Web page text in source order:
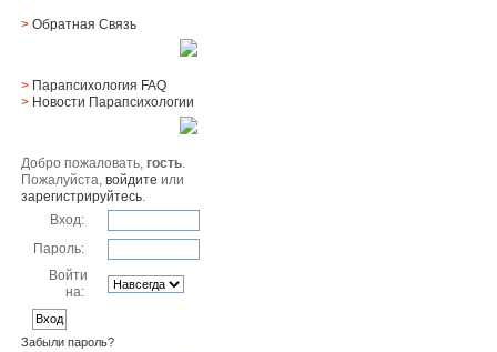
> Обратная Cвязь
> Парапсихология FAQ
> Новости Парапсихологии
Добро пожаловать,гость.
Пожалуйста,войдите или
зарегистрируйтесь.
Вход:
Пароль:
Войти
на:
Забыли пароль?